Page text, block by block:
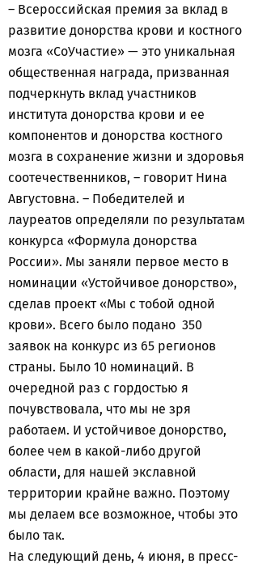
– Всероссийская премия за вклад в
развитие донорства крови и костного
мозга «СоУчастие» — это уникальная
общественная награда, призванная
подчеркнуть вклад участников
института донорства крови и ее
компонентов и донорства костного
мозга в сохранение жизни и здоровья
соотечественников, – говорит Нина
Августовна. – Победителей и
лауреатов определяли по результатам
конкурса «Формула донорства
России». Мы заняли первое место в
номинации «Устойчивое донорство»,
сделав проект «Мы с тобой одной
крови». Всего было подано 350
заявок на конкурс из 65 регионов
страны. Было 10 номинаций. В
очередной раз с гордостью я
почувствовала, что мы не зря
работаем. И устойчивое донорство,
более чем в какой-либо другой
области, для нашей экславной
территории крайне важно. Поэтому
мы делаем все возможное, чтобы это
было так.
На следующий день, 4 июня, в пресс-